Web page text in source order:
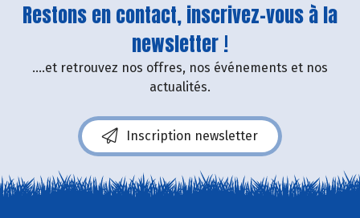
Restons en contact, inscrivez-vous à la
newsletter !
....et retrouvez nos offres, nos événements et nos
actualités.
Inscription newsletter